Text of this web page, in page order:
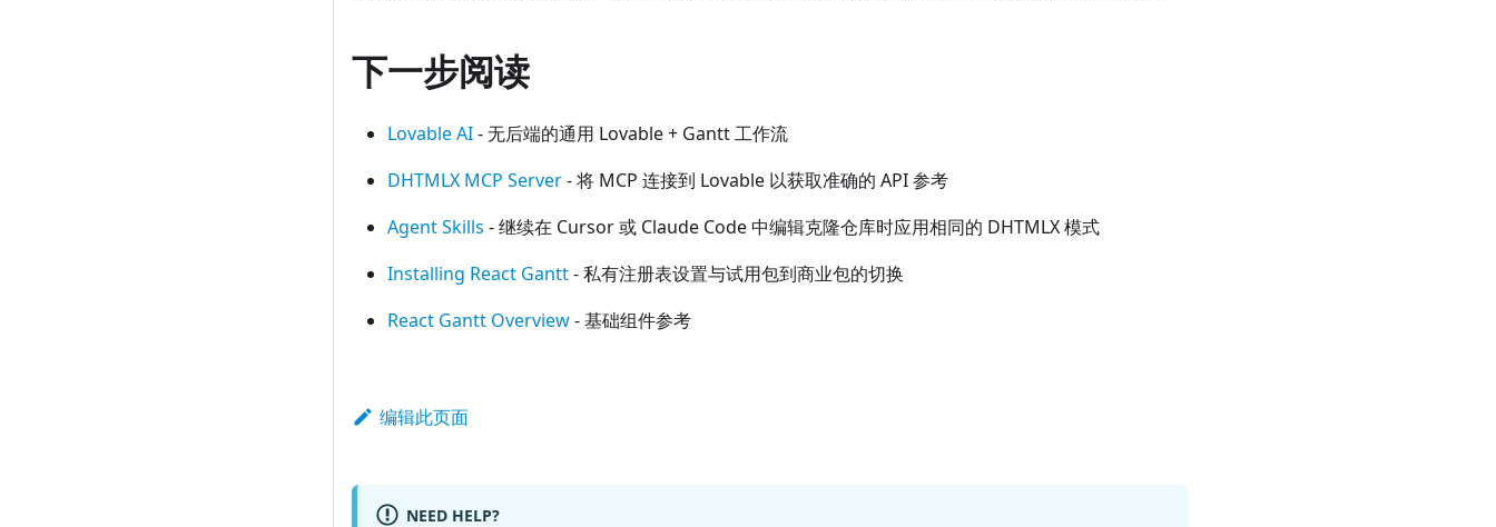
下一步阅读
Lovable AI- 无后端的通用 Lovable + Gantt 工作流
DHTMLX MCP Server- 将 MCP 连接到 Lovable 以获取准确的 API 参考
Agent Skills - 继续在 Cursor 或 Claude Code 中编辑克隆仓库时应用相同的 DHTMLX 模式
Installing React Gantt- 私有注册表设置与试用包到商业包的切换
React Gantt Overview- 基础组件参考
编辑此页面
NEED HELP?